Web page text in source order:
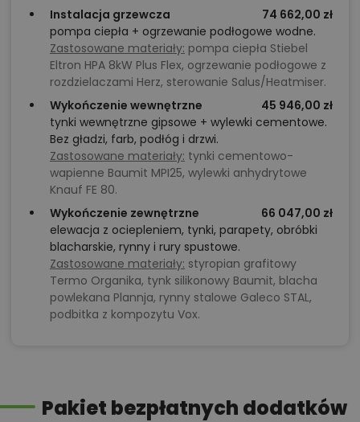
Instalacja grzewcza
74 662,00 zł
pompa ciepła + ogrzewanie podłogowe wodne.
Zastosowane materiały: pompa ciepła Stiebel
Eltron HPA 8kW Plus Flex, ogrzewanie podłogowe z
rozdzielaczami Herz, sterowanie Salus/Heatmiser.
Wykończenie wewnętrzne
45 946,00 zł
tynki wewnętrzne gipsowe + wylewki cementowe.
Bez gładzi, farb, podłóg i drzwi.
Zastosowane materiały: tynki cementowo-
wapienne Baumit MPI25, wylewki anhydrytowe
Knauf FE 80.
Wykończenie zewnętrzne
66 047,00 zł
elewacja z ociepleniem, tynki, parapety, obróbki
blacharskie, rynny i rury spustowe.
Zastosowane materiały: styropian grafitowy
Termo Organika, tynk silikonowy Baumit, blacha
powlekana Plannja, rynny stalowe Galeco STAL,
podbitka z kompozytu Vox.
Pakiet bezpłatnych dodatków